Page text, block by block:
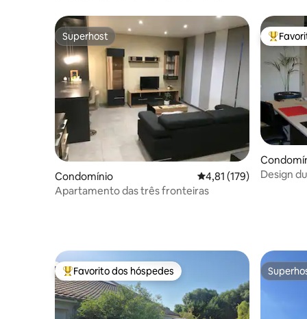
Superhost
Superhost
Condomínio Classificação média de
4,81 (179)
Apartamento das três fronteiras
Design
Favoritos dos hóspedes mais apreciados
Favorito dos hóspedes